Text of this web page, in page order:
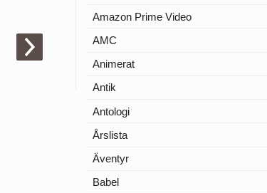
Amazon Prime Video
AMC
Animerat
Antik
Antologi
Årslista
Äventyr
Babel